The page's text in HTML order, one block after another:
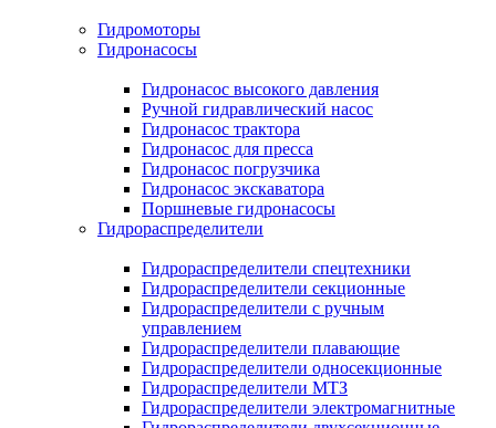
Гидромоторы
Гидронасосы
Гидронасос высокого давления
Ручной гидравлический насос
Гидронасос трактора
Гидронасос для пресса
Гидронасос погрузчика
Гидронасос экскаватора
Поршневые гидронасосы
Гидрораспределители
Гидрораспределители спецтехники
Гидрораспределители секционные
Гидрораспределители с ручным
управлением
Гидрораспределители плавающие
Гидрораспределители односекционные
Гидрораспределители МТЗ
Гидрораспределители электромагнитные